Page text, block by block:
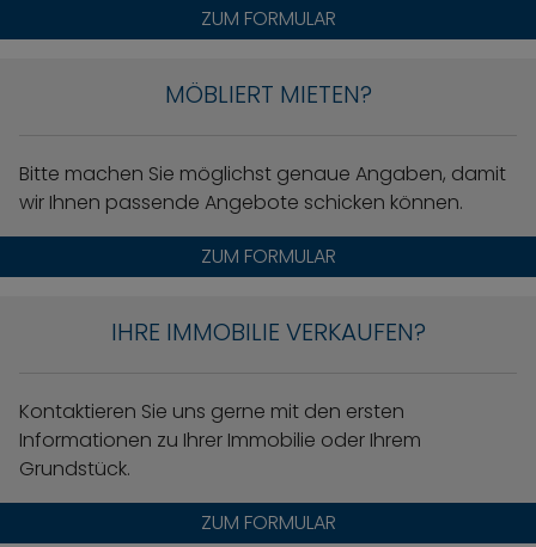
ZUM FORMULAR
MÖBLIERT MIETEN?
Bitte machen Sie möglichst genaue Angaben, damit
wir Ihnen passende Angebote schicken können.
ZUM FORMULAR
IHRE IMMOBILIE VERKAUFEN?
Kontaktieren Sie uns gerne mit den ersten
Informationen zu Ihrer Immobilie oder Ihrem
Grundstück.
ZUM FORMULAR